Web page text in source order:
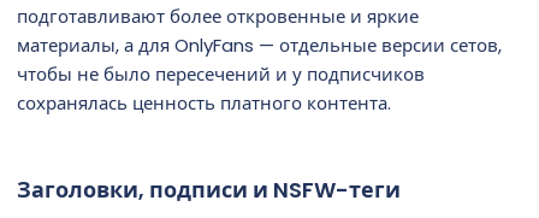
подготавливают более откровенные и яркие
материалы, а для OnlyFans — отдельные версии сетов,
чтобы не было пересечений и у подписчиков
сохранялась ценность платного контента.
Заголовки, подписи и NSFW-теги